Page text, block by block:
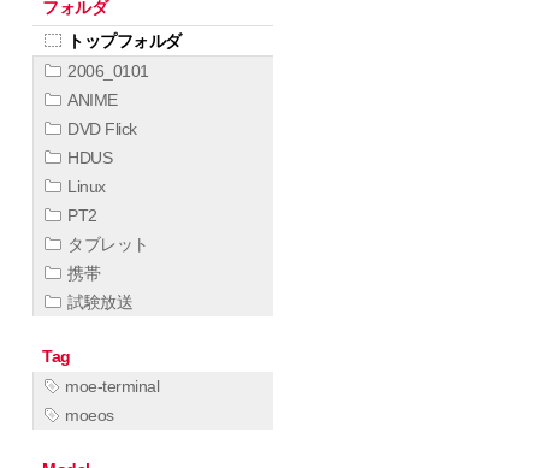
フォルダ
トップフォルダ
2006_0101
ANIME
DVD Flick
HDUS
Linux
PT2
タブレット
携帯
試験放送
Tag
moe-terminal
moeos